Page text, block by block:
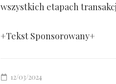
wszystkich etapach
+Tekst Sponsorowany+
12/03/2024